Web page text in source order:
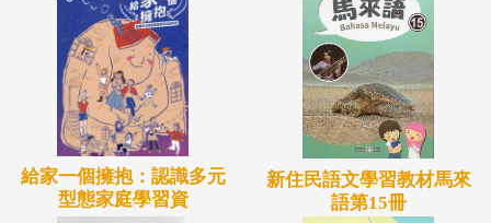
給家一個擁抱：認識多元
型態家庭學習資
新住民語文學習教材馬來
語第15冊